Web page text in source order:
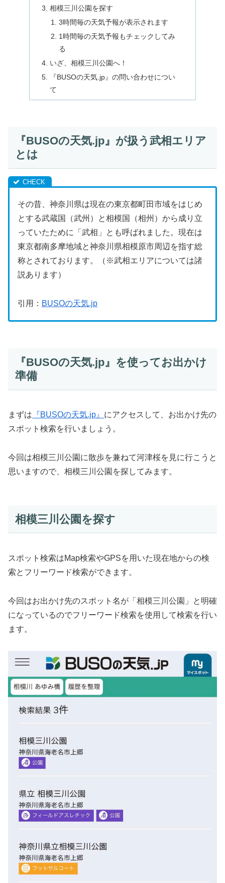
相模三川公園を探す
3時間毎の天気予報が表示されます
1時間毎の天気予報もチェックしてみ
る
いざ、相模三川公園へ！
『BUSOの天気.jp』の問い合わせについ
て
『BUSOの天気.jp』が扱う武相エリア
とは
その昔、神奈川県は現在の東京都町田市域をはじめ
とする武蔵国（武州）と相模国（相州）から成り立
っていたために「武相」とも呼ばれました。現在は
東京都南多摩地域と神奈川県相模原市周辺を指す総
称とされております。（※武相エリアについては諸
説あります）
引用： BUSOの天気.jp
『BUSOの天気.jp』を使ってお出かけ
準備
まずは 『BUSOの天気.jp』 にアクセスして、お出かけ先の
スポット検索を行いましょう。
今回は相模三川公園に散歩を兼ねて河津桜を見に行こうと
思いますので、相模三川公園を探してみます。
相模三川公園を探す
スポット検索はMap検索やGPSを用いた現在地からの検
索とフリーワード検索ができます。
今回はお出かけ先のスポット名が「相模三川公園」と明確
になっているのでフリーワード検索を使用して検索を行い
ます。